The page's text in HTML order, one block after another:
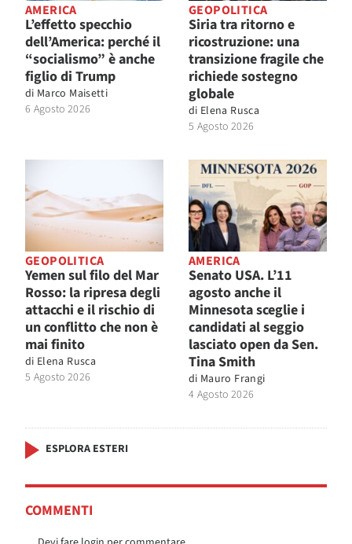
AMERICA
L’effetto specchio
dell’America: perché il
“socialismo” è anche
figlio di Trump
di Marco Maisetti
6 Agosto 2026
GEOPOLITICA
Siria tra ritorno e
ricostruzione: una
transizione fragile che
richiede sostegno
globale
di Elena Rusca
5 Agosto 2026
GEOPOLITICA
Yemen sul filo del Mar
Rosso: la ripresa degli
attacchi e il rischio di
un conflitto che non è
mai finito
di Elena Rusca
5 Agosto 2026
AMERICA
Senato USA. L’11
agosto anche il
Minnesota sceglie i
candidati al seggio
lasciato open da Sen.
Tina Smith
di Mauro Frangi
4 Agosto 2026
ESPLORA ESTERI
COMMENTI